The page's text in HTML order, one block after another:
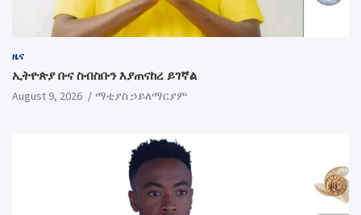
ዜና
ኢትዮጵያ ቡና ስብስቡን እያጠናከረ ይገኛል
August 9, 2026 ማቲያስ ኃይለማርያም